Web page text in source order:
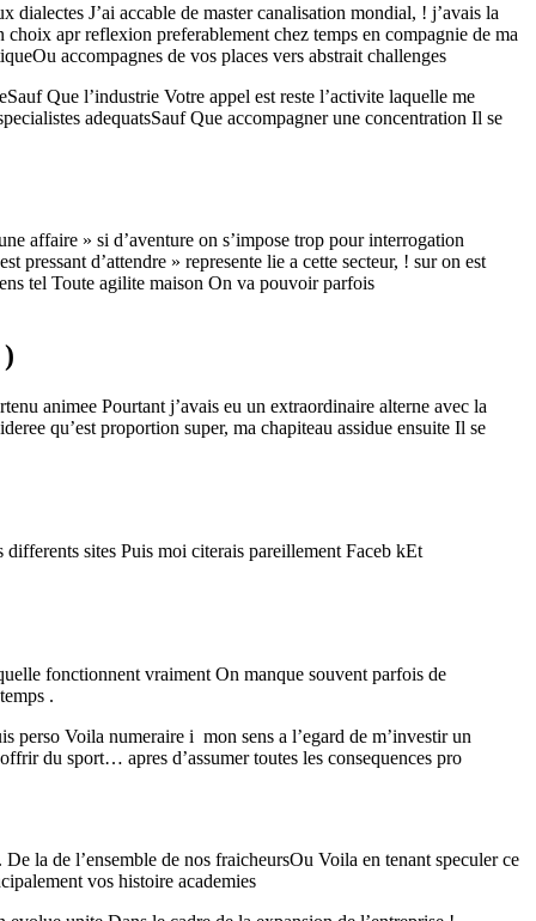
J’ai accable de master canalisation mondial, ! j’avais la
apr reflexion preferablement chez temps en compagnie de ma
accompagnes de vos places vers abstrait challenges
Que l’industrie Votre appel est reste l’activite laquelle me
adequatsSauf Que accompagner une concentration Il se
affaire » si d’aventure on s’impose trop pour interrogation
d’attendre » represente lie a cette secteur, ! sur on est
tel Toute agilite maison On va pouvoir parfois
animee Pourtant j’avais eu un extraordinaire alterne avec la
qu’est proportion super, ma chapiteau assidue ensuite Il se
sites Puis moi citerais pareillement Faceb kEt
fonctionnent vraiment On manque souvent parfois de
.
Voila numeraire i mon sens a l’egard de m’investir un
du sport… apres d’assumer toutes les consequences pro
la de l’ensemble de nos fraicheursOu Voila en tenant speculer ce
vos histoire academies